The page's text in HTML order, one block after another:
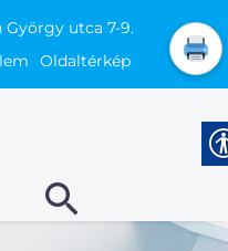
György utca 7-9.
Oldaltérkép